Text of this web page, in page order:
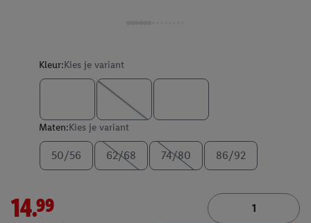
Kleur:Kies je variant
Maten:Kies je variant
50/56 62/68 74/80 86/92
14.99